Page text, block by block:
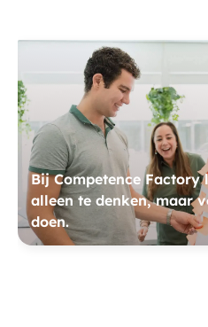
Bij Competence Factory
alleen te denken, maar
doen.